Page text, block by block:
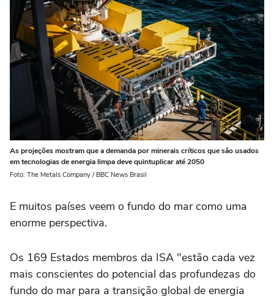
As projeções mostram que a demanda por minerais críticos que são usados
em tecnologias de energia limpa deve quintuplicar até 2050
Foto: The Metals Company / BBC News Brasil
E muitos países veem o fundo do mar como uma
enorme perspectiva.
Os 169 Estados membros da ISA "estão cada vez
mais conscientes do potencial das profundezas do
fundo do mar para a transição global de energia